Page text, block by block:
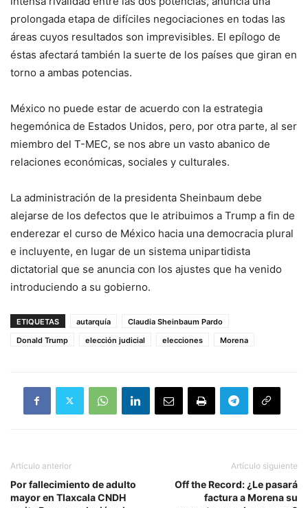
prolongada etapa de difíciles negociaciones en todas las
áreas cuyos resultados son imprevisibles. El epílogo de
éstas afectará también la suerte de los países que giran en
torno a ambas potencias.
México no puede estar de acuerdo con la estrategia
hegemónica de Estados Unidos, pero, por otra parte, al ser
miembro del T-MEC, se nos abre un vasto abanico de
relaciones económicas, sociales y culturales.
La administración de la presidenta Sheinbaum debe
alejarse de los defectos que le atribuimos a Trump a fin de
enderezar el curso de México hacia una democracia plural
e incluyente, en lugar de un sistema unipartidista
dictatorial que se anuncia con los ajustes que ha venido
introduciendo a su gobierno.
ETIQUETAS autarquía
Claudia Sheinbaum Pardo
Donald Trump
elección judicial elecciones Morena
Artículo anterior
Por fallecimiento de adulto
mayor en Tlaxcala CNDH
Artículo siguiente
Off the Record: ¿Le pasará
factura a Morena su